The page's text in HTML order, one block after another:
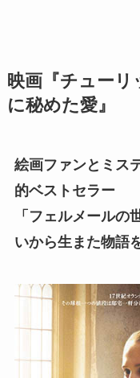
映画『チュー
に秘めた愛』
絵画ファンとミス
的ベストセラー
「フェルメールの
いから生また物語